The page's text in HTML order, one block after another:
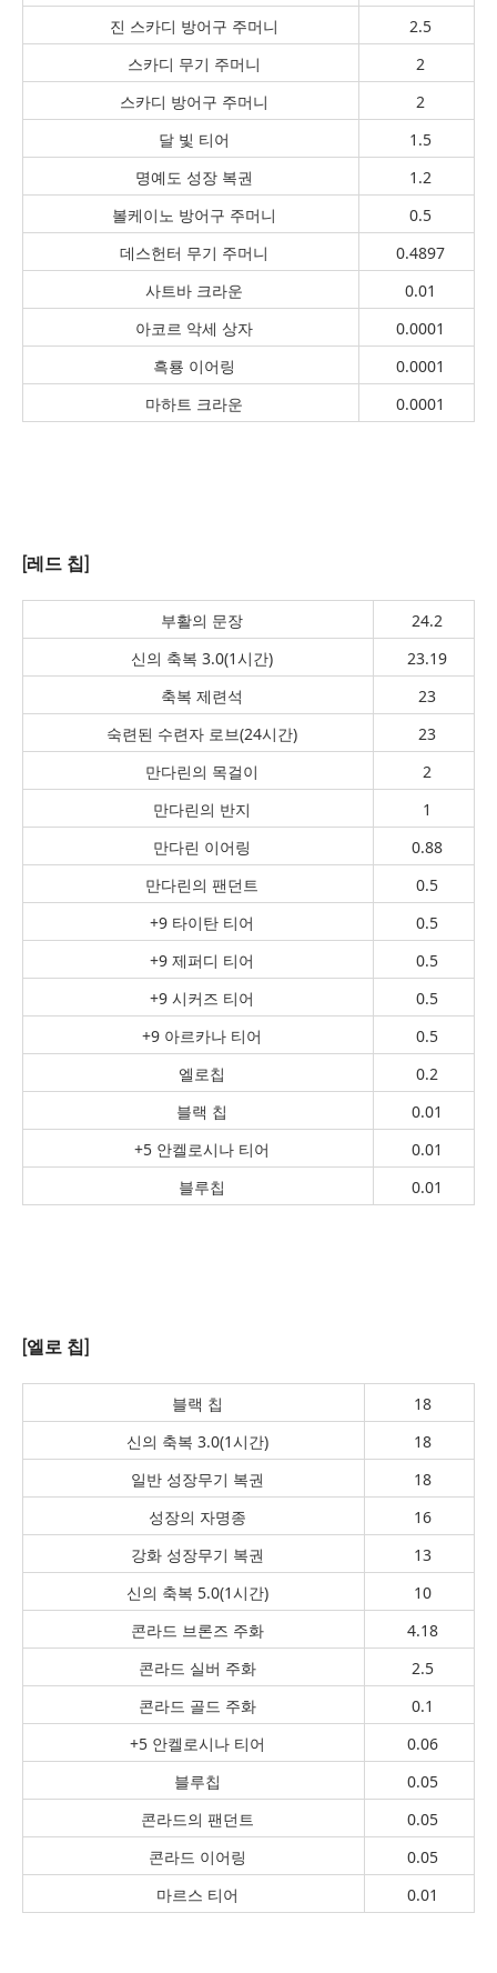
진 스카디 방어구 주머니
2.5
스카디 무기 주머니
2
스카디 방어구 주머니
2
달 빛 티어
1.5
명예도 성장 복권
1.2
볼케이노 방어구 주머니
0.5
데스헌터 무기 주머니
0.4897
사트바 크라운
0.01
아코르 악세 상자
0.0001
흑룡 이어링
0.0001
마하트 크라운
0.0001
[레드 칩]
부활의 문장
24.2
신의 축복 3.0(1시간)
23.19
축복 제련석
23
숙련된 수련자 로브(24시간)
23
만다린의 목걸이
2
만다린의 반지
1
만다린 이어링
0.88
만다린의 팬던트
0.5
+9 타이탄 티어
0.5
+9 제퍼디 티어
0.5
+9 시커즈 티어
0.5
+9 아르카나 티어
0.5
엘로칩
0.2
블랙 칩
0.01
+5 안켈로시나 티어
0.01
블루칩
0.01
[엘로 칩]
블랙 칩
18
신의 축복 3.0(1시간)
18
일반 성장무기 복권
18
성장의 자명종
16
강화 성장무기 복권
13
신의 축복 5.0(1시간)
10
콘라드 브론즈 주화
4.18
콘라드 실버 주화
2.5
콘라드 골드 주화
0.1
+5 안켈로시나 티어
0.06
블루칩
0.05
콘라드의 팬던트
0.05
콘라드 이어링
0.05
마르스 티어
0.01